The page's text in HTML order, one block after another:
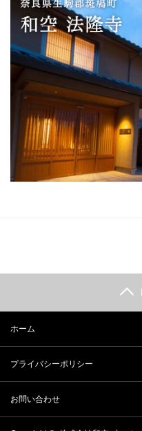
ホーム
プライバシーポリシー
お問い合わせ